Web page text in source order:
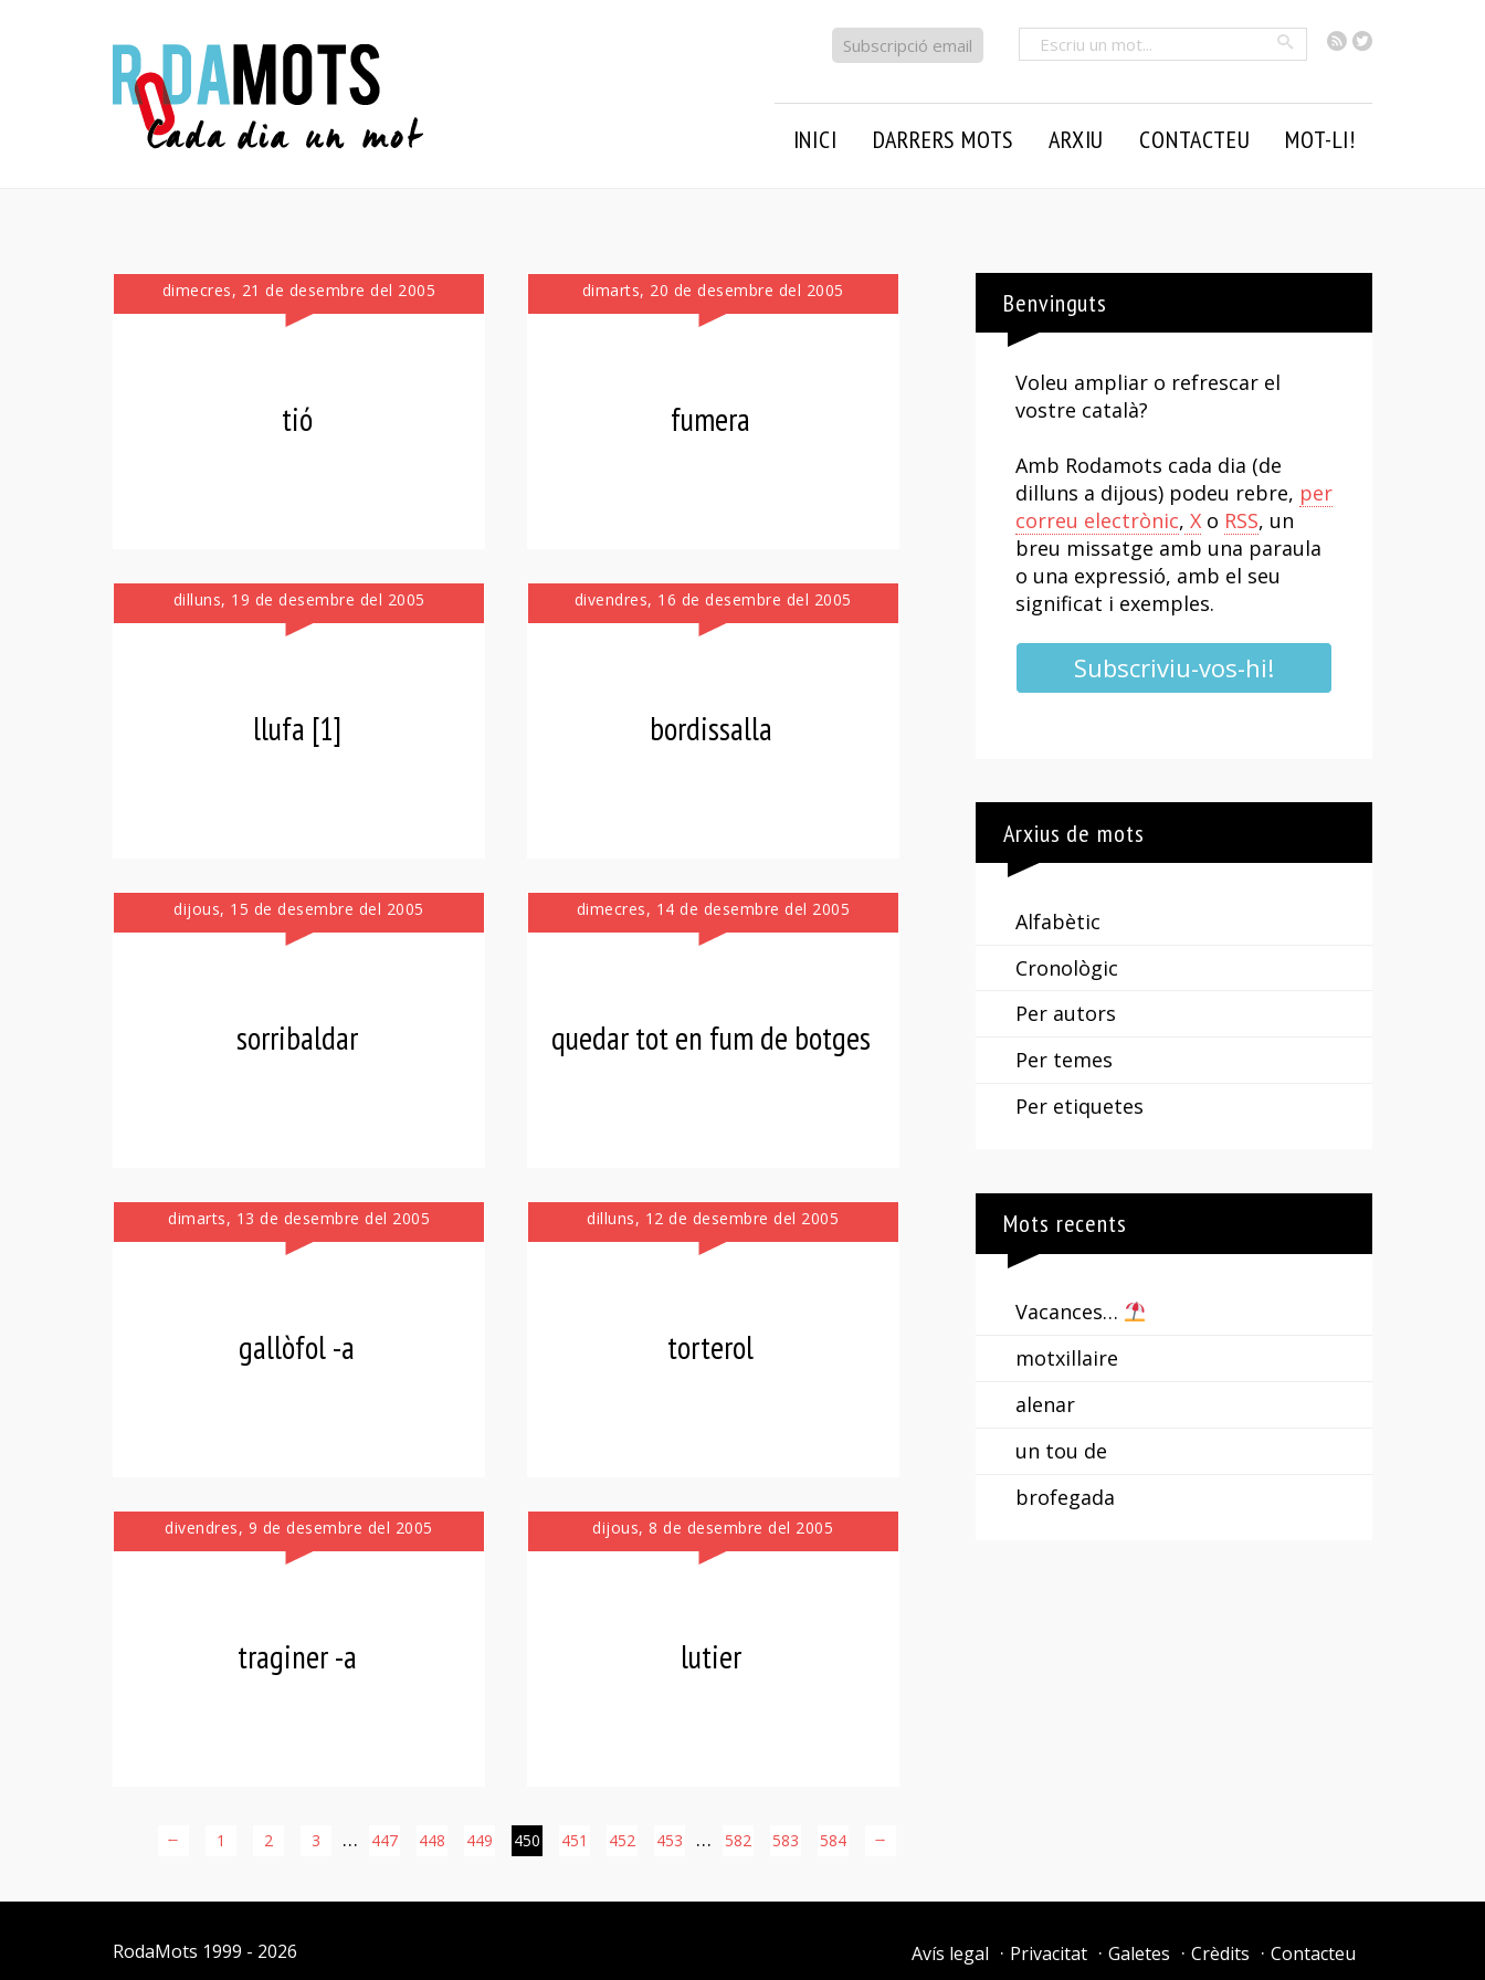
RSSTwitter
Cercar
Subscripció email
INICI DARRERS MOTS ARXIU CONTACTEU MOT-LI!
tió
dimecres, 21 de desembre del 2005
fumera
dimarts, 20 de desembre del 2005
llufa [1]
dilluns, 19 de desembre del 2005
bordissalla
divendres, 16 de desembre del 2005
sorribaldar
dijous, 15 de desembre del 2005
quedar tot en fum de botges
dimecres, 14 de desembre del 2005
gallòfol -a
dimarts, 13 de desembre del 2005
torterol
dilluns, 12 de desembre del 2005
traginer -a
divendres, 9 de desembre del 2005
lutier
dijous, 8 de desembre del 2005
← 1 2 3 … 447 448 449 450 451 452 453 … 582 583 584 →
Benvinguts
Voleu ampliar o refrescar el
vostre català?
Amb Rodamots cada dia (de
dilluns a dijous) podeu rebre, per
correu electrònic, Xo RSS, un
breu missatge amb una paraula
o una expressió, amb el seu
significat i exemples.
Subscriviu-vos-hi!
Arxius de mots
Alfabètic
Cronològic
Per autors
Per temes
Per etiquetes
Mots recents
Vacances…
motxillaire
alenar
un tou de
brofegada
RodaMots 1999 - 2026 Avís legal Privacitat Galetes Crèdits Contacteu